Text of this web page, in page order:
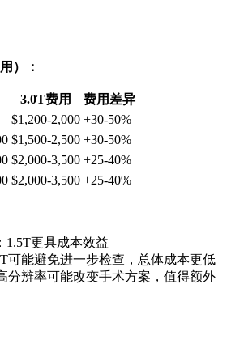
）：
3.0T费用
费用差异
$1,200-2,000 +30-50%
$1,500-2,500 +30-50%
$2,000-3,500 +25-40%
$2,000-3,500 +25-40%
：1.5T更具成本效益
可能避免进一步检查，总体成本更低
分辨率可能改变手术方案，值得额外